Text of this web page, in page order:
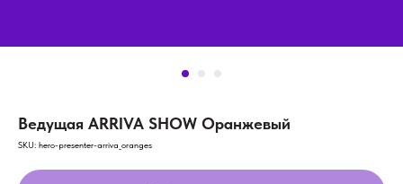
Ведущая ARRIVA SHOW Оранжевый
SKU: hero-presenter-arriva_oranges